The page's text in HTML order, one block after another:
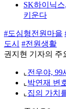
SK하이닉
키운다
#도심형전원마을
도시 #전원생활
권지현 기자의 주
⌞ 전우야, 99
⌞ 박연재 변
⌞ 집의 가치